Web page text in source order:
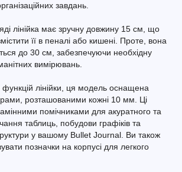
завдань.
лінійка має зручну довжину 15 см, що
її в пеналі або кишені. Проте, вона
до 30 см, забезпечуючи необхідну
вимірювань.
лінійки, ця модель оснащена
розташованими кожні 10 мм. Ці
помічниками для акуратного та
таблиць, побудови графіків та
у вашому Bullet Journal. Ви також
позначки на корпусі для легкого